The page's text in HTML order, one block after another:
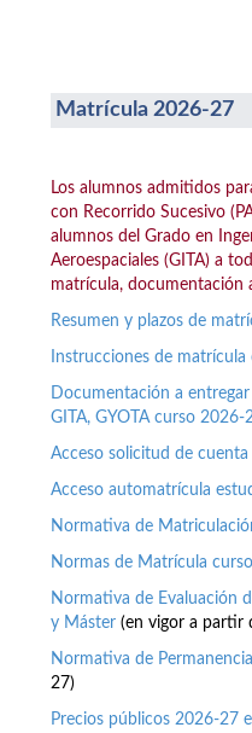
Matrícula 2026-27
Los alumnos admitidos
con Recorrido Sucesivo
alumnos del Grado en
Aeroespaciales (GITA) a
matrícula, documentación
Resumen y plazos de
Instrucciones de
Documentación a
GITA, GYOTA curso 2026-
Acceso solicitud de
Acceso automatrícula
Normativa de
Normas de Matrícula
Normativa de Evaluación
y Máster (en vigor a partir
Normativa de Permanencia
27)
Precios públicos 2026-27